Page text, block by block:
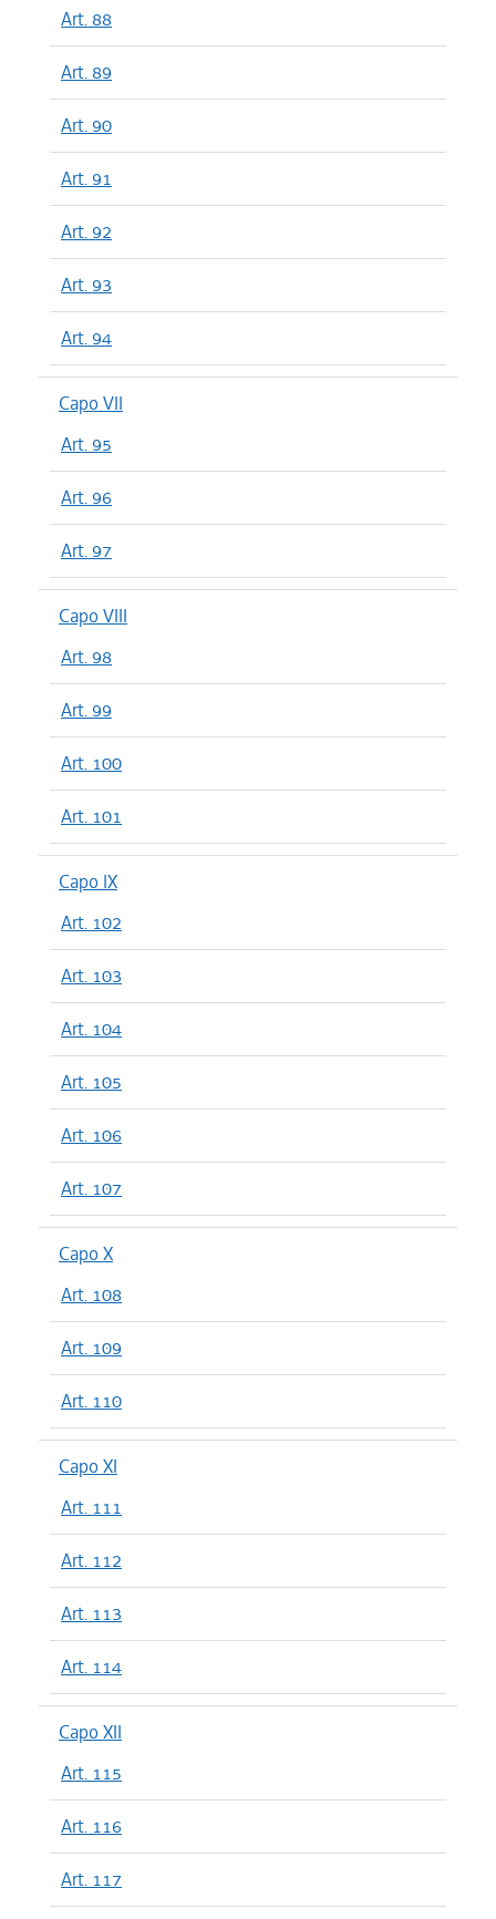
Art. 88
Art. 89
Art. 90
Art. 91
Art. 92
Art. 93
Art. 94
Capo VII
Art. 95
Art. 96
Art. 97
Capo VIII
Art. 98
Art. 99
Art. 100
Art. 101
Capo IX
Art. 102
Art. 103
Art. 104
Art. 105
Art. 106
Art. 107
Capo X
Art. 108
Art. 109
Art. 110
Capo XI
Art. 111
Art. 112
Art. 113
Art. 114
Capo XII
Art. 115
Art. 116
Art. 117